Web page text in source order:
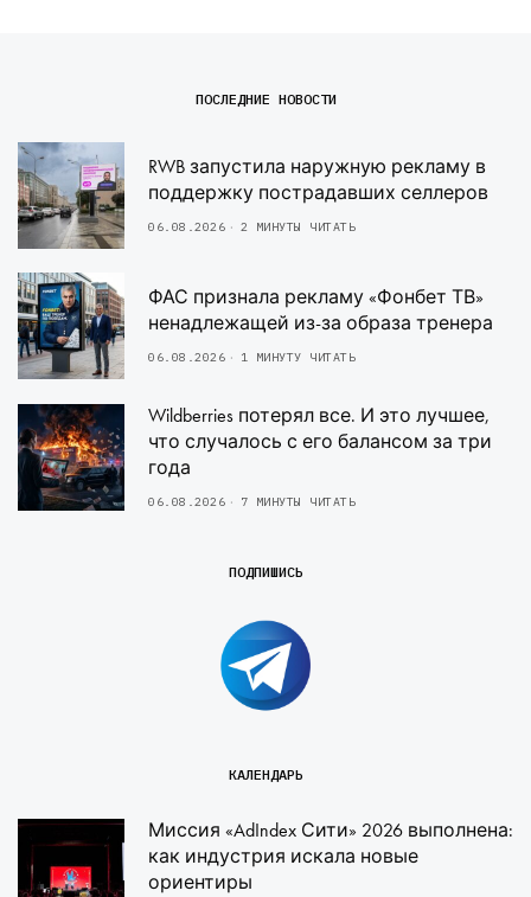
ПОСЛЕДНИЕ НОВОСТИ
RWB запустила наружную рекламу в
поддержку пострадавших селлеров
06.08.2026 2 МИНУТЫ ЧИТАТЬ
ФАС признала рекламу «Фонбет ТВ»
ненадлежащей из-за образа тренера
06.08.2026 1 МИНУТУ ЧИТАТЬ
Wildberries потерял все. И это лучшее,
что случалось с его балансом за три
года
06.08.2026 7 МИНУТЫ ЧИТАТЬ
ПОДПИШИСЬ
КАЛЕНДАРЬ
Миссия «AdIndex Сити» 2026 выполнена:
как индустрия искала новые
ориентиры